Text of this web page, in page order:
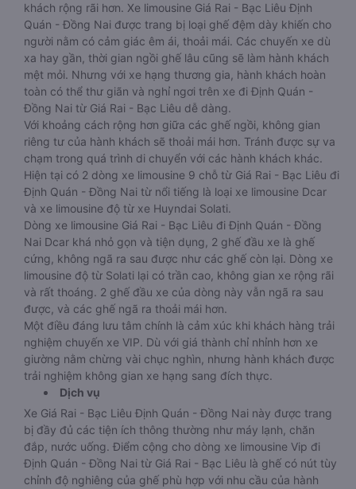
khách rộng rãi hơn. Xe limousine Giá Rai - Bạc Liêu Định
Quán - Đồng Nai được trang bị loại ghế đệm dày khiến cho
người nằm có cảm giác êm ái, thoải mái. Các chuyến xe dù
xa hay gần, thời gian ngồi ghế lâu cũng sẽ làm hành khách
mệt mỏi. Nhưng với xe hạng thương gia, hành khách hoàn
toàn có thể thư giãn và nghỉ ngơi trên xe đi Định Quán -
Đồng Nai từ Giá Rai - Bạc Liêu dễ dàng.
Với khoảng cách rộng hơn giữa các ghế ngồi, không gian
riêng tư của hành khách sẽ thoải mái hơn. Tránh được sự va
chạm trong quá trình di chuyển với các hành khách khác.
Hiện tại có 2 dòng xe limousine 9 chỗ từ Giá Rai - Bạc Liêu đi
Định Quán - Đồng Nai từ nổi tiếng là loại xe limousine Dcar
và xe limousine độ từ xe Huyndai Solati.
Dòng xe limousine Giá Rai - Bạc Liêu đi Định Quán - Đồng
Nai Dcar khá nhỏ gọn và tiện dụng, 2 ghế đầu xe là ghế
cứng, không ngã ra sau được như các ghế còn lại. Dòng xe
limousine độ từ Solati lại có trần cao, không gian xe rộng rãi
và rất thoáng. 2 ghế đầu xe của dòng này vẫn ngã ra sau
được, và các ghế ngã ra thoải mái hơn.
Một điều đáng lưu tâm chính là cảm xúc khi khách hàng trải
nghiệm chuyến xe VIP. Dù với giá thành chỉ nhỉnh hơn xe
giường nằm chừng vài chục nghìn, nhưng hành khách được
trải nghiệm không gian xe hạng sang đích thực.
Dịch vụ
Xe Giá Rai - Bạc Liêu Định Quán - Đồng Nai này được trang
bị đầy đủ các tiện ích thông thường như máy lạnh, chăn
đắp, nước uống. Điểm cộng cho dòng xe limousine Vip đi
Định Quán - Đồng Nai từ Giá Rai - Bạc Liêu là ghế có nút tùy
chỉnh độ nghiêng của ghế phù hợp với nhu cầu của hành